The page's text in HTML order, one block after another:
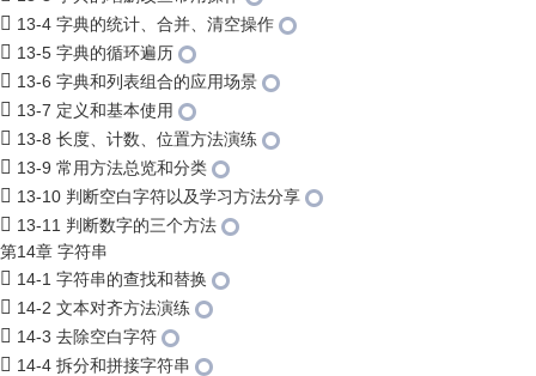
13-4 字典的统计、合并、清空操作
13-5 字典的循环遍历
13-6 字典和列表组合的应用场景
13-7 定义和基本使用
13-8 长度、计数、位置方法演练
13-9 常用方法总览和分类
13-10 判断空白字符以及学习方法分享
13-11 判断数字的三个方法
第14章 字符串
14-1 字符串的查找和替换
14-2 文本对齐方法演练
14-3 去除空白字符
14-4 拆分和拼接字符串